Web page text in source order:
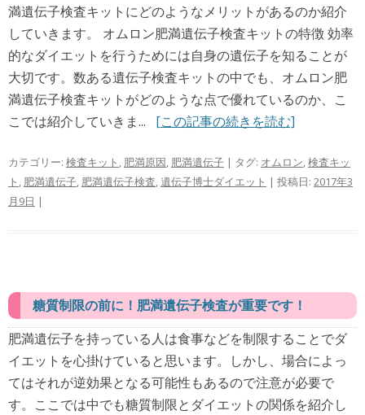
満遺伝子検査キットにどのようなメリットがあるのか紹介
していきます。 オムロン肥満遺伝子検査キットの特徴 効率
的なダイエットを行うためには自身の遺伝子を知ることが
大切です。数ある遺伝子検査キットの中でも、オムロン肥
満遺伝子検査キットがどのような点で優れているのか、こ
こでは紹介していきま... [この記事の続きを読む]
カテゴリー: 検査キット , 肥満原因, 肥満遺伝子 | タグ: オムロン,検査キッ
ト , 肥満遺伝子, 肥満遺伝子検査,遺伝子博士ダイエット | 投稿日: 2017年3
月9日 |
糖質制限の前に！肥満遺伝子検査が重要です！
肥満遺伝子を持っている人は食事などを制限することでダ
イエットを心掛けていると思います。しかし、場合によっ
てはそれが逆効果となる可能性もあるので注意が必要で
す。ここでは中でも糖質制限とダイエットの関係を紹介し